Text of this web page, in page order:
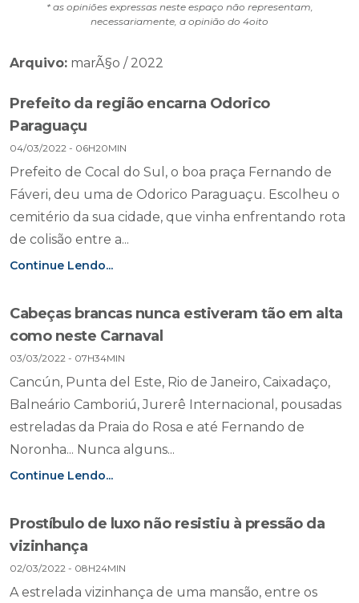
* as opiniões expressas neste espaço não representam,
necessariamente, a opinião do 4oito
Arquivo: marÃ§o / 2022
Prefeito da região encarna Odorico
Paraguaçu
04/03/2022 - 06H20MIN
Prefeito de Cocal do Sul, o boa praça Fernando de
Fáveri, deu uma de Odorico Paraguaçu. Escolheu o
cemitério da sua cidade, que vinha enfrentando rota
de colisão entre a...
Continue Lendo...
Cabeças brancas nunca estiveram tão em alta
como neste Carnaval
03/03/2022 - 07H34MIN
Cancún, Punta del Este, Rio de Janeiro, Caixadaço,
Balneário Camboriú, Jurerê Internacional, pousadas
estreladas da Praia do Rosa e até Fernando de
Noronha... Nunca alguns...
Continue Lendo...
Prostíbulo de luxo não resistiu à pressão da
vizinhança
02/03/2022 - 08H24MIN
A estrelada vizinhança de uma mansão, entre os